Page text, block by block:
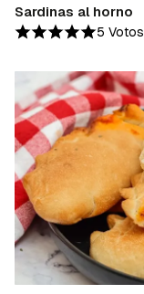
Sardinas al horno
5 Votos